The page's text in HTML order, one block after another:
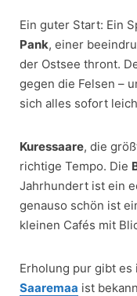
Ein guter Start: Ein
Pank, einer
der Ostsee thront.
gegen die Felsen –
sich alles sofort
Kuressaare, die
richtige Tempo. Die
Jahrhundert ist ein
genauso schön ist
kleinen Cafés mit
Erholung pur gibt
Saaremaa ist